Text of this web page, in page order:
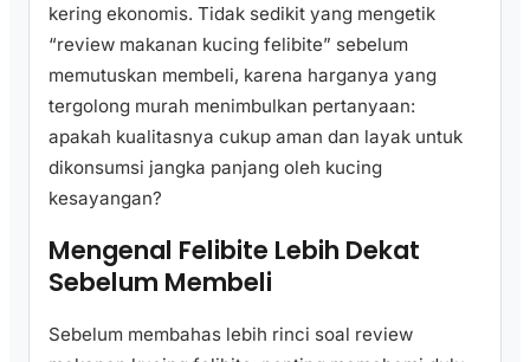
kering ekonomis. Tidak sedikit yang mengetik
“review makanan kucing felibite” sebelum
memutuskan membeli, karena harganya yang
tergolong murah menimbulkan pertanyaan:
apakah kualitasnya cukup aman dan layak untuk
dikonsumsi jangka panjang oleh kucing
kesayangan?
Mengenal Felibite Lebih Dekat
Sebelum Membeli
Sebelum membahas lebih rinci soal review